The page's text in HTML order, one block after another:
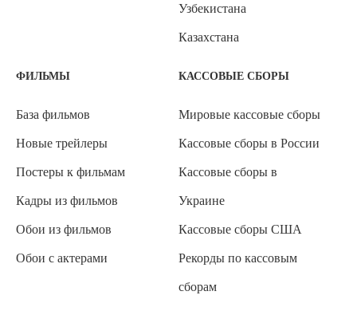
Узбекистана
Казахстана
ФИЛЬМЫ
База фильмов
Новые трейлеры
Постеры к фильмам
Кадры из фильмов
Обои из фильмов
Обои с актерами
КАССОВЫЕ СБОРЫ
Мировые кассовые сборы
Кассовые сборы в России
Кассовые сборы в
Украине
Кассовые сборы США
Рекорды по кассовым
сборам